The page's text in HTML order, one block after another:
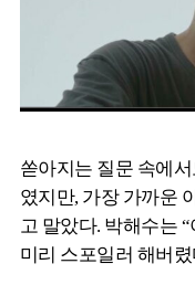
쏟아지는 질문 속에
였지만, 가장 가까운
고 말았다. 박해수는
미리 스포일러 해버